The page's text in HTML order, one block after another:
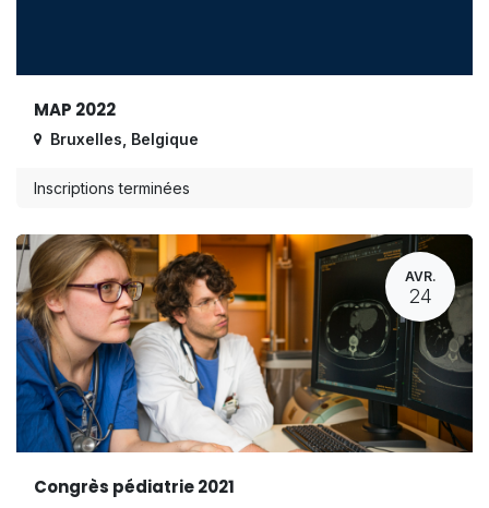
MAP 2022
Bruxelles Belgique
Inscriptions terminées
AVR.
24
Congrès pédiatrie 2021